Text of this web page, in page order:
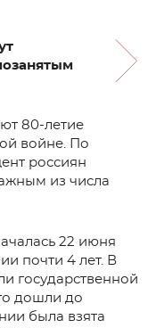
80-летие
войне. По
россиян
из числа
22 июня
почти 4 лет. В
государственной
дошли до
была взята